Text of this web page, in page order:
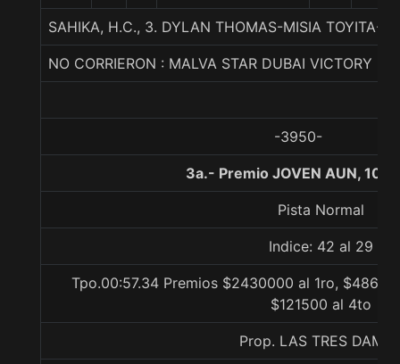
SAHIKA, H.C., 3. DYLAN THOMAS-MISIA TOYITA-
NO CORRIERON : MALVA STAR DUBAI VICTORY
-3950-
3a.- Premio JOVEN AUN,
Pista Normal
Indice: 42 al 29
Tpo.00:57.34 Premios $2430000 al 1ro,
$121500 al 4to
Prop. LAS TRES